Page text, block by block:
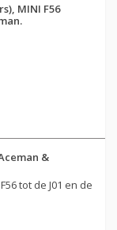
MINI F56
&
tot de J01 en de